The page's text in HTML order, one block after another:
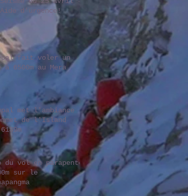
Aide d'urgence!
fait voler un
à 6500m au Mera
met l'ambiance
de l'Island
du vol en parapente
sur le